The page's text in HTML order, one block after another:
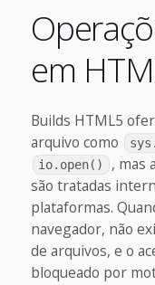
em
Builds HTML5
arquivo como
io.open()
, mas
são tratadas
plataformas.
navegador, não
de arquivos, e o
bloqueado por